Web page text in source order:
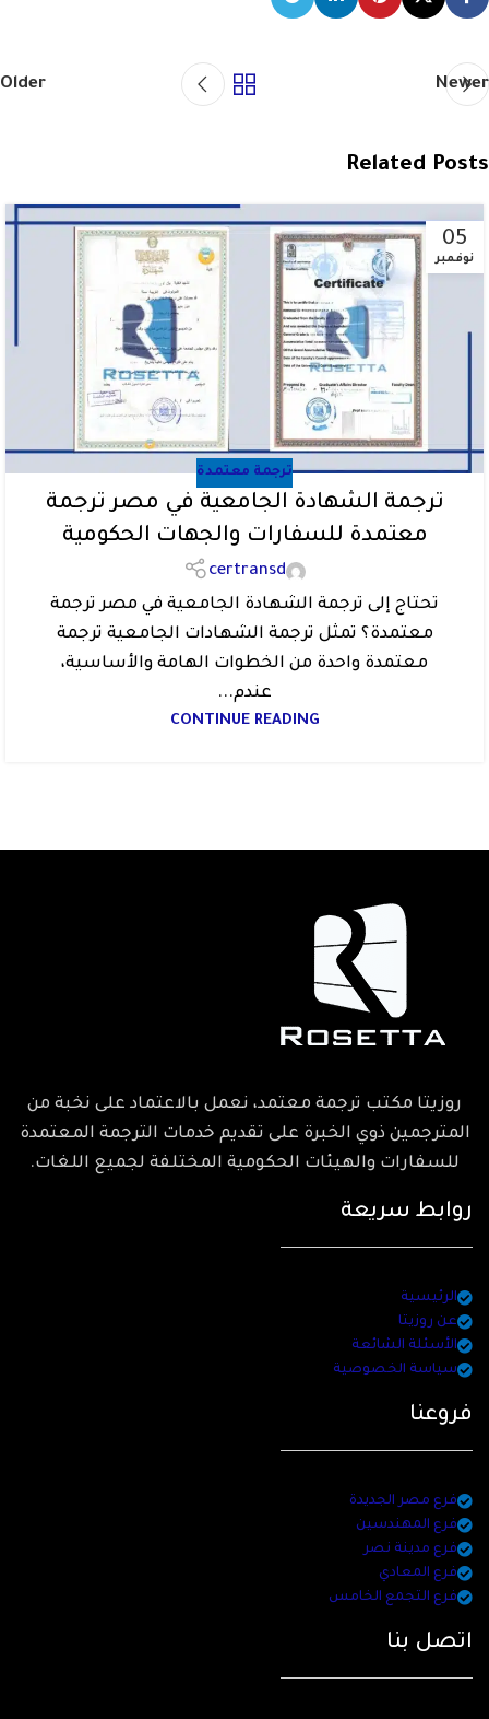
Newer
Older
Related Posts
05
نوفمبر
ترجمة معتمدة
ترجمة الشهادة الجامعية في مصر ترجمة
معتمدة للسفارات والجهات الحكومية
certransd
تحتاج إلى ترجمة الشهادة الجامعية في مصر ترجمة
معتمدة؟ تمثل ترجمة الشهادات الجامعية ترجمة
معتمدة واحدة من الخطوات الهامة والأساسية،
عندم...
CONTINUE READING
روزيتا مكتب ترجمة معتمد، نعمل بالاعتماد على نخبة من
المترجمين ذوي الخبرة على تقديم خدمات الترجمة المعتمدة
للسفارات والهيئات الحكومية المختلفة لجميع اللغات.
روابط سريعة
الرئيسية
عن روزيتا
الأسئلة الشائعة
سياسة الخصوصية
فروعنا
فرع مصر الجديدة
فرع المهندسين
فرع مدينة نصر
فرع المعادي
فرع التجمع الخامس
اتصل بنا